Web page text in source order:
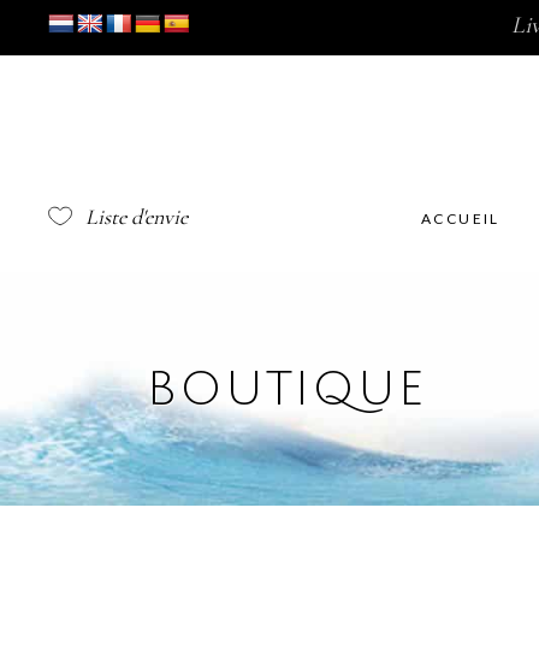
Liste d'envie ACCUEIL
BOUTIQUE